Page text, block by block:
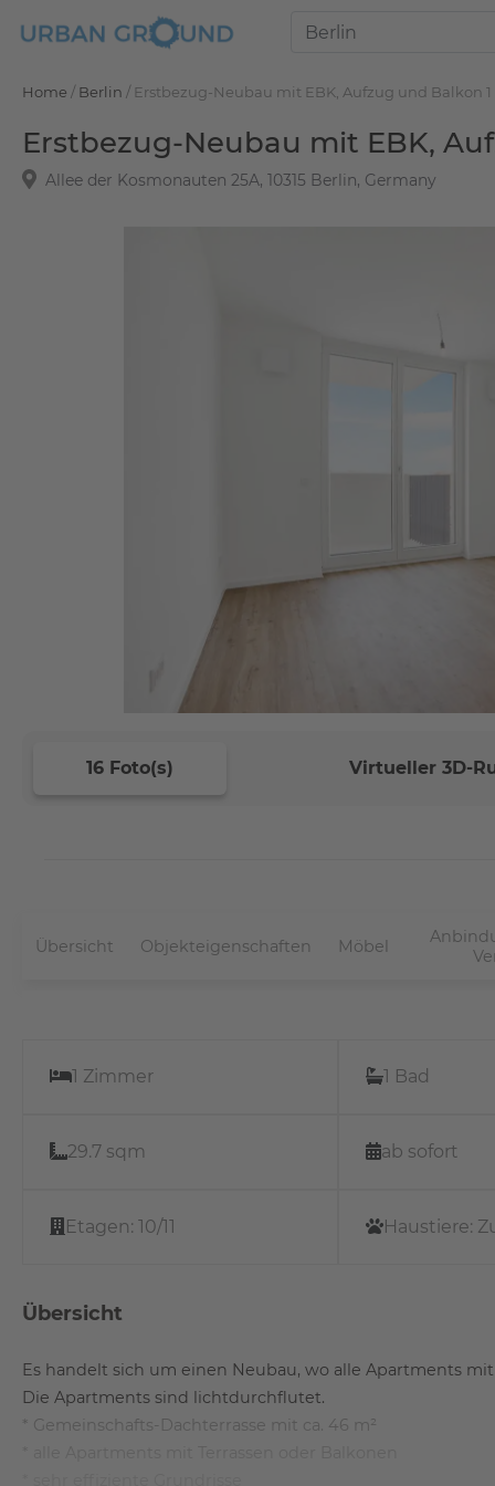
Home / Berlin / Erstbezug-Neubau mit EBK, Aufzug und Balkon
Erstbezug-Neubau mit EBK,
Allee der Kosmonauten 25A, 10315 Berlin, Germany
16 Foto(s) Virtueller 3D-
Übersicht Objekteigenschaften Möbel
1 Zimmer 1 Bad
29.7 sqm ab sofort
Etagen: 10/11 Haustiere:
Übersicht
Es handelt sich um einen Neubau, wo alle Apartments
Die Apartments sind lichtdurchflutet.
* Gemeinschafts-Dachterrasse mit ca. 46 m²